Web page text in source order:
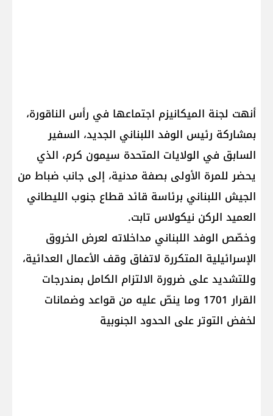
أنهت لجنة الميكانيزم اجتماعها في رأس الناقورة،
بمشاركة رئيس الوفد اللبناني الجديد، السفير
السابق في الولايات المتحدة سيمون كرم، الذي
يحضر للمرة الأولى بصفة مدنية، إلى جانب ضباط من
الجيش اللبناني برئاسة قائد قطاع جنوب الليطاني
العميد الركن نيكولاس تابت.
وخصّص الوفد اللبناني مداخلاته لعرض الخروق
الإسرائيلية المتكررة لاتفاق وقف الأعمال العدائية،
وللتشديد على ضرورة الالتزام الكامل بمندرجات
القرار 1701 وما ينصّ عليه من قواعد وضمانات
لخفض التوتر على الحدود الجنوبية